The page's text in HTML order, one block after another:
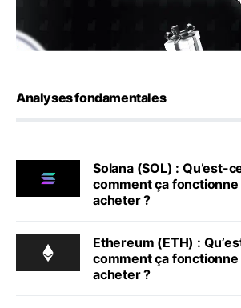
Analyses fondamentales
Solana (SOL) : Qu’est-
comment ça
acheter ?
Ethereum (ETH) :
comment ça
acheter ?